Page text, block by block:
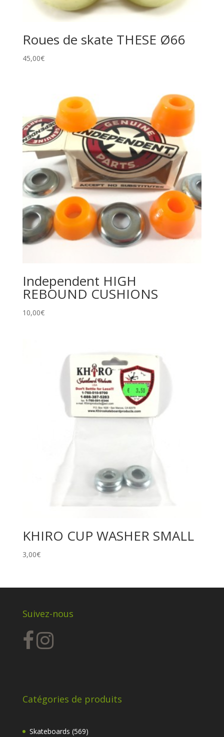
Roues de skate THESE Ø66
45,00€
Independent HIGH
REBOUND CUSHIONS
10,00€
KHIRO CUP WASHER SMALL
3,00€
Suivez-nous
Catégories de produits
Skateboards 569569